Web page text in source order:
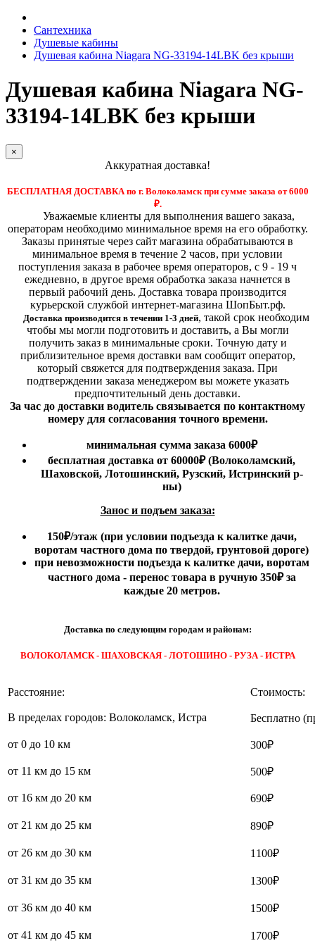
Сантехника
Душевые кабины
Душевая кабина Niagara NG-33194-14LBK без крыши
Душевая кабина Niagara NG-
33194-14LBK без крыши
×
Аккуратная доставка!
БЕСПЛАТНАЯ ДОСТАВКА по г. Волоколамск при сумме заказа от 6000
₽.
Уважаемые клиенты для выполнения вашего заказа,
операторам необходимо минимальное время на его обработку.
Заказы принятые через сайт магазина обрабатываются в
минимальное время в течение 2 часов, при условии
поступления заказа в рабочее время операторов, с 9 - 19 ч
ежедневно, в другое время обработка заказа начнется в
первый рабочий день. Доставка товара производится
курьерской службой интернет-магазина ШопБыт.рф.
Доставка производится в течении 1-3 дней, такой срок необходим
чтобы мы могли подготовить и доставить, а Вы могли
получить заказ в минимальные сроки. Точную дату и
приблизительное время доставки вам сообщит оператор,
который свяжется для подтверждения заказа. При
подтверждении заказа менеджером вы можете указать
предпочтительный день доставки.
За час до доставки водитель связывается по контактному
номеру для согласования точного времени.
минимальная сумма заказа 6000₽
бесплатная доставка от 60000₽ (Волоколамский,
Шаховской, Лотошинский, Рузский, Истринский р-
ны)
Занос и подъем заказа:
150₽/этаж(при условии подъезда к калитке дачи,
воротам частного дома по твердой, грунтовой дороге)
при невозможности подъезда к калитке дачи, воротам
частного дома - перенос товара в ручную 350₽ за
каждые 20 метров.
Доставка по следующим городам и районам:
ВОЛОКОЛАМСК - ШАХОВСКАЯ - ЛОТОШИНО - РУЗА - ИСТРА
Расстояние: Стоимость:
В пределах городов: Волоколамск, Истра Бесплатно
от 0 до 10 км 300₽
от 11 км до 15 км 500₽
от 16 км до 20 км 690₽
от 21 км до 25 км 890₽
от 26 км до 30 км 1100₽
от 31 км до 35 км 1300₽
от 36 км до 40 км 1500₽
от 41 км до 45 км 1700₽